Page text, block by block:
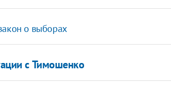
о выборах
с Тимошенко